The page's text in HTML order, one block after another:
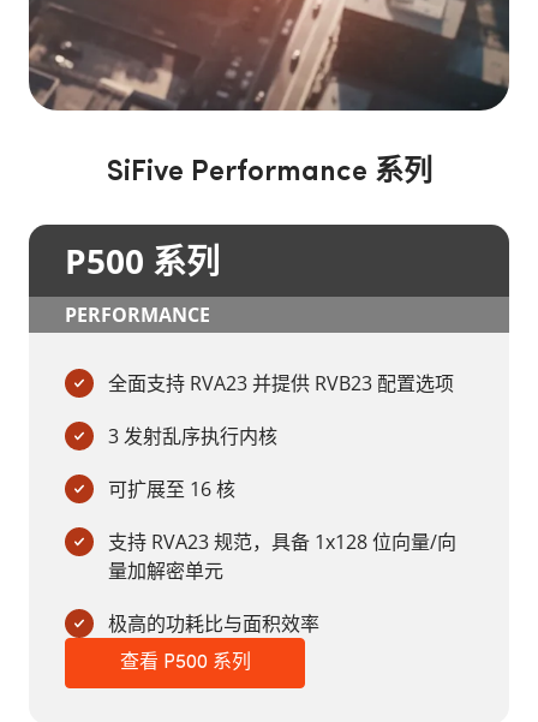
SiFive Performance 系列
P500 系列
PERFORMANCE
全面支持 RVA23 并提供 RVB23 配置选项
3 发射乱序执行内核
可扩展至 16 核
支持 RVA23 规范，具备 1x128 位向量/向
量加解密单元
极高的功耗比与面积效率
查看 P500 系列